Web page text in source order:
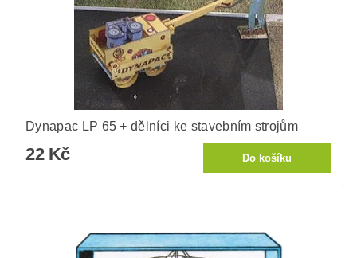
Dynapac LP 65 + dělníci ke stavebním strojům
22 Kč